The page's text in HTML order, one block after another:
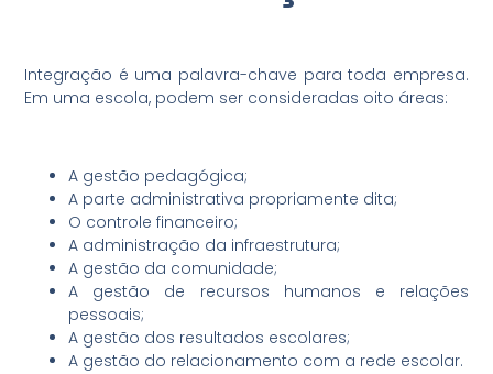
Integração é uma palavra-chave para toda empresa.
Em uma escola, podem ser consideradas oito áreas:
A gestão pedagógica;
A parte administrativa propriamente dita;
O controle financeiro;
A administração da infraestrutura;
A gestão da comunidade;
A gestão de recursos humanos e relações
pessoais;
A gestão dos resultados escolares;
A gestão do relacionamento com a rede escolar.